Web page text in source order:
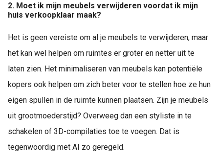
2. Moet ik mijn meubels verwijderen voordat ik mijn
huis verkoopklaar maak?
Het is geen vereiste om al je meubels te verwijderen, maar
het kan wel helpen om ruimtes er groter en netter uit te
laten zien. Het minimaliseren van meubels kan potentiële
kopers ook helpen om zich beter voor te stellen hoe ze hun
eigen spullen in de ruimte kunnen plaatsen. Zijn je meubels
uit grootmoederstijd? Overweeg dan een styliste in te
schakelen of 3D-compilaties toe te voegen. Dat is
tegenwoordig met AI zo geregeld.